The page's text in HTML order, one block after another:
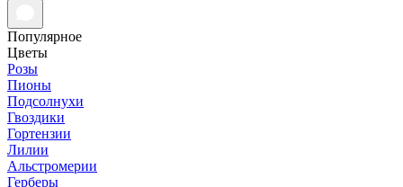
Популярное
Цветы
Розы
Пионы
Подсолнухи
Гвоздики
Гортензии
Лилии
Альстромерии
Герберы